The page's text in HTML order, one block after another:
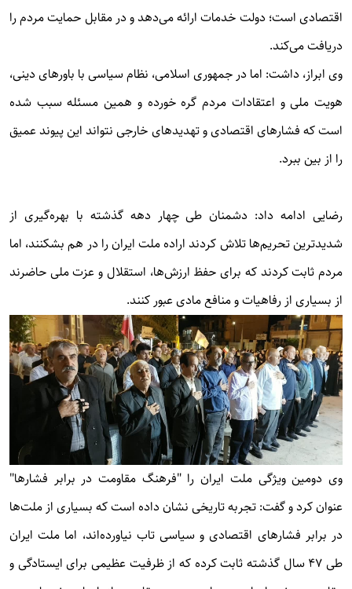
اقتصادی است؛ دولت خدمات ارائه می‌دهد و در مقابل حمایت مردم را
دریافت می‌کند.
وی ابراز، داشت: اما در جمهوری اسلامی، نظام سیاسی با باورهای دینی،
هویت ملی و اعتقادات مردم گره خورده و همین مسئله سبب شده
است که فشارهای اقتصادی و تهدیدهای خارجی نتواند این پیوند عمیق
را از بین ببرد.
رضایی ادامه داد: دشمنان طی چهار دهه گذشته با بهره‌گیری از
شدیدترین تحریم‌ها تلاش کردند اراده ملت ایران را در هم بشکنند، اما
مردم ثابت کردند که برای حفظ ارزش‌ها، استقلال و عزت ملی حاضرند
از بسیاری از رفاهیات و منافع مادی عبور کنند.
وی دومین ویژگی ملت ایران را "فرهنگ مقاومت در برابر فشارها"
عنوان کرد و گفت: تجربه تاریخی نشان داده است که بسیاری از ملت‌ها
در برابر فشارهای اقتصادی و سیاسی تاب نیاورده‌اند، اما ملت ایران
طی ۴۷ سال گذشته ثابت کرده که از ظرفیت عظیمی برای ایستادگی و